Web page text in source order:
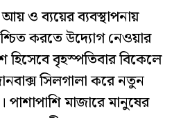
ও ব্যয়ের ব্যবস্থাপনায়
করতে উদ্যোগ নেওয়ার
বৃহস্পতিবার বিকেলে
সিলগালা করে নতুন
পাশাপাশি মাজারে মানুষের